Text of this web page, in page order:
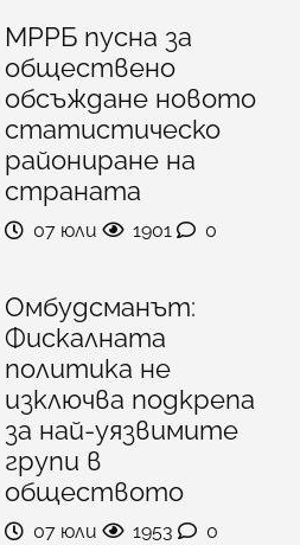
МРРБ пусна за
обществено
обсъждане новото
статистическо
райониране на
страната
07 юли 1901 0
Омбудсманът:
Фискалната
политика не
изключва подкрепа
за най-уязвимите
групи в
обществото
07 юли 1953 0